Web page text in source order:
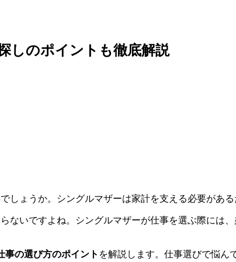
しのポイントも徹底解説
しょうか。シングルマザーは家計を支える必要があ
ないですよね。シングルマザーが仕事を選ぶ際には
事の選び方のポイント を解説します。仕事選びで悩ん